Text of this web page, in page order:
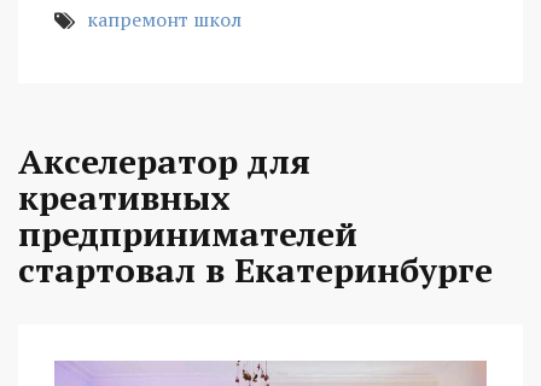
капремонт школ
Акселератор для
креативных
предпринимателей
стартовал в Екатеринбурге